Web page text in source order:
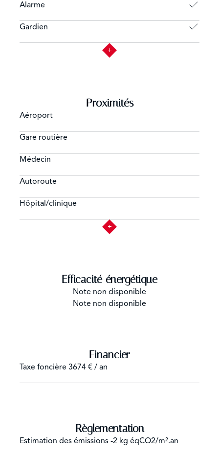
Alarme
Gardien
Proximités
Aéroport
Gare routière
Médecin
Autoroute
Hôpital/clinique
Efficacité énergétique
Note non disponible
Note non disponible
Financier
Taxe foncière 3674 € / an
Règlementation
Estimation des émissions -2 kg éqCO2/m².an